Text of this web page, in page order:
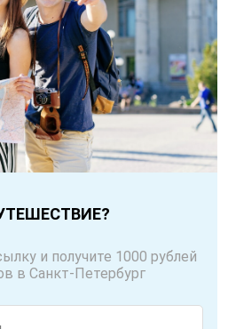
и получите 1000 рублей
в Санкт-Петербург